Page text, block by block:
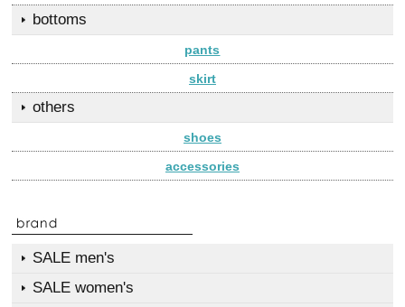
bottoms
pants
skirt
others
shoes
accessories
SALE men's
SALE women's